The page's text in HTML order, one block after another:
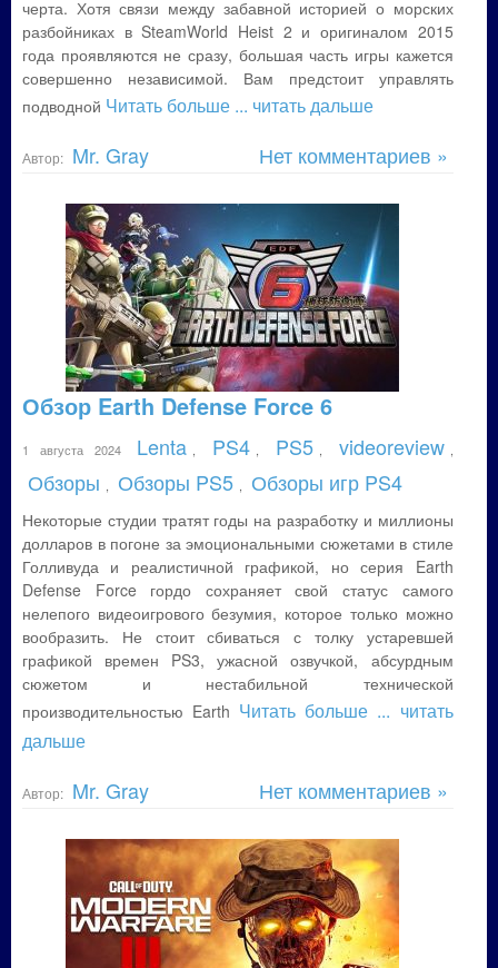
черта. Хотя связи между забавной историей о морских
разбойниках в SteamWorld Heist 2 и оригиналом 2015
года проявляются не сразу, большая часть игры кажется
совершенно независимой. Вам предстоит управлять
подводной Читать больше ... читать дальше
Автор: Mr. Gray Нет комментариев »
Обзор Earth Defense Force 6
1 августа 2024 Lenta PS4 PS5 videoreview
Обзоры Обзоры PS5 Обзоры игр PS4
Некоторые студии тратят годы на разработку и миллионы
долларов в погоне за эмоциональными сюжетами в стиле
Голливуда и реалистичной графикой, но серия Earth
Defense Force гордо сохраняет свой статус самого
нелепого видеоигрового безумия, которое только можно
вообразить. Не стоит сбиваться с толку устаревшей
графикой времен PS3, ужасной озвучкой, абсурдным
сюжетом и нестабильной технической
производительностью Earth Читать больше ... читать
дальше
Автор: Mr. Gray Нет комментариев »